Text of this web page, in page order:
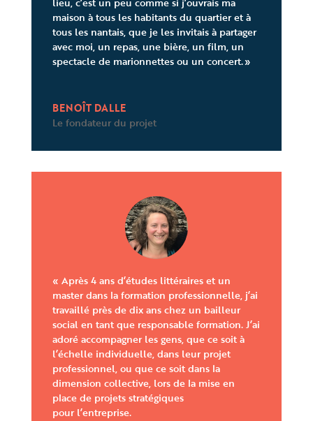
maison à tous les habitants du quartier et à
tous les nantais, que je les invitais à partager
avec moi, un repas, une bière, un film, un
spectacle de marionnettes ou un concert. »
BENOÎT DALLE
Le fondateur du projet
« Après 4 ans d’études littéraires et un
master dans la formation professionnelle, j’ai
travaillé près de dix ans chez un bailleur
social en tant que responsable formation. J’ai
adoré accompagner les gens, que ce soit à
l’échelle individuelle, dans leur projet
professionnel, ou que ce soit dans la
dimension collective, lors de la mise en
place de projets stratégiques
pour l’entreprise.